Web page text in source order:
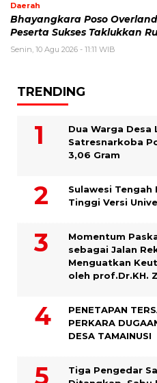
Daerah
Bhayangkara Poso Overland
Peserta Sukses Taklukkan
Senin, 10 Agu 2026 - 11:11 WIB
TRENDING
Dua Warga
Satresnarkoba
3,06 Gram
Sulawesi Tengah
Tinggi Versi
Momentum
sebagai Jalan
Menguatkan
oleh prof.Dr.KH.
PENETAPAN
PERKARA
DESA TAMAINUSI
Tiga Pengedar